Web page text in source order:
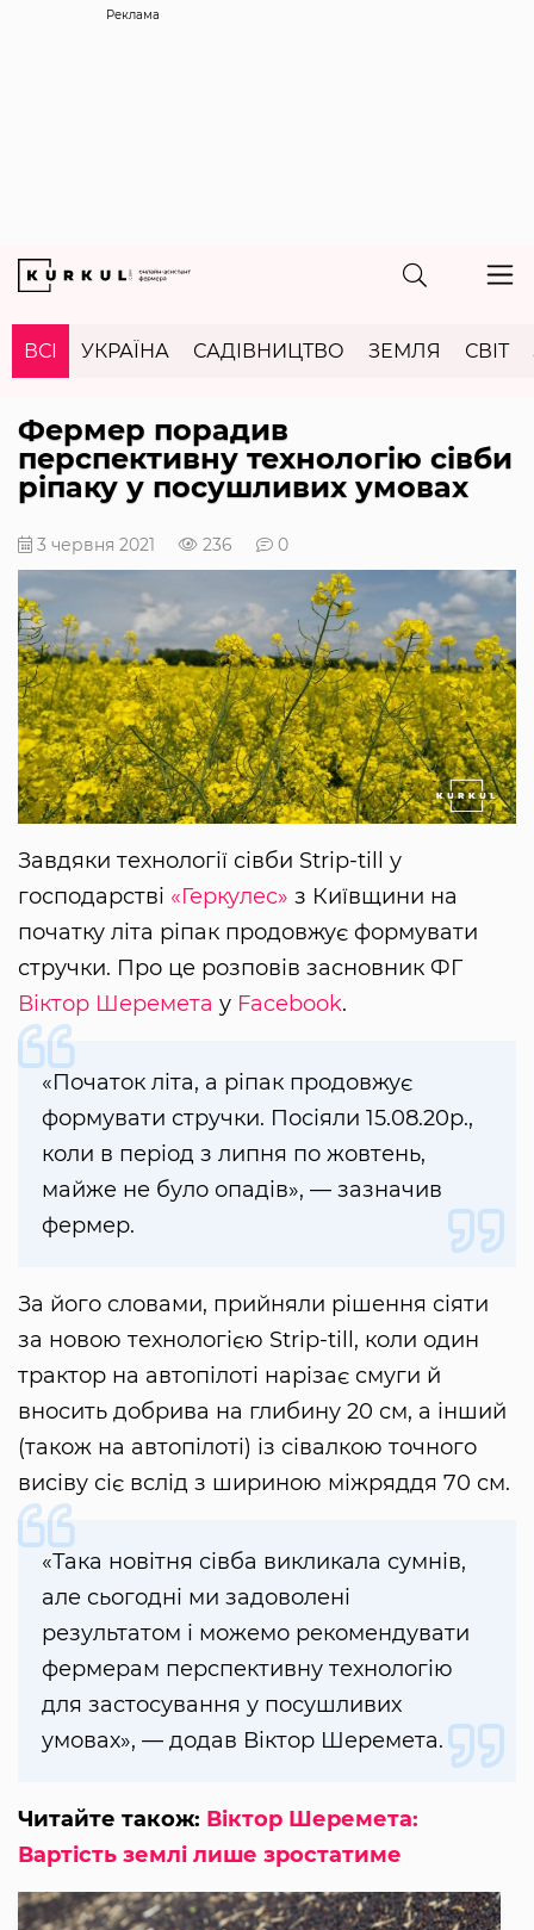
Реклама
ВСІ УКРАЇНА САДІВНИЦТВО ЗЕМЛЯ СВІТ
Фермер порадив
перспективну технологію сівби
ріпаку у посушливих умовах
3 червня 2021 236 0
Завдяки технології сівби Strip-till у
господарстві «Геркулес» з Київщини на
початку літа ріпак продовжує формувати
стручки. Про це розповів засновник ФГ
Віктор Шеремета у Facebook.
«Початок літа, а ріпак продовжує
формувати стручки. Посіяли 15.08.20р.,
коли в період з липня по жовтень,
майже не було опадів», — зазначив
фермер.
За його словами, прийняли рішення сіяти
за новою технологією Strip-till, коли один
трактор на автопілоті нарізає смуги й
вносить добрива на глибину 20 см, а інший
(також на автопілоті) із сівалкою точного
висіву сіє вслід з шириною міжряддя 70 см.
«Така новітня сівба викликала сумнів,
але сьогодні ми задоволені
результатом і можемо рекомендувати
фермерам перспективну технологію
для застосування у посушливих
умовах», — додав Віктор Шеремета.
Читайте також: Віктор Шеремета:
Вартість землі лише зростатиме